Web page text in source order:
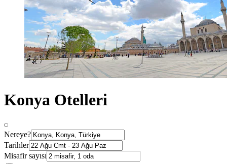
Konya Otelleri
Nereye?
Tarihler
Misafir sayısı